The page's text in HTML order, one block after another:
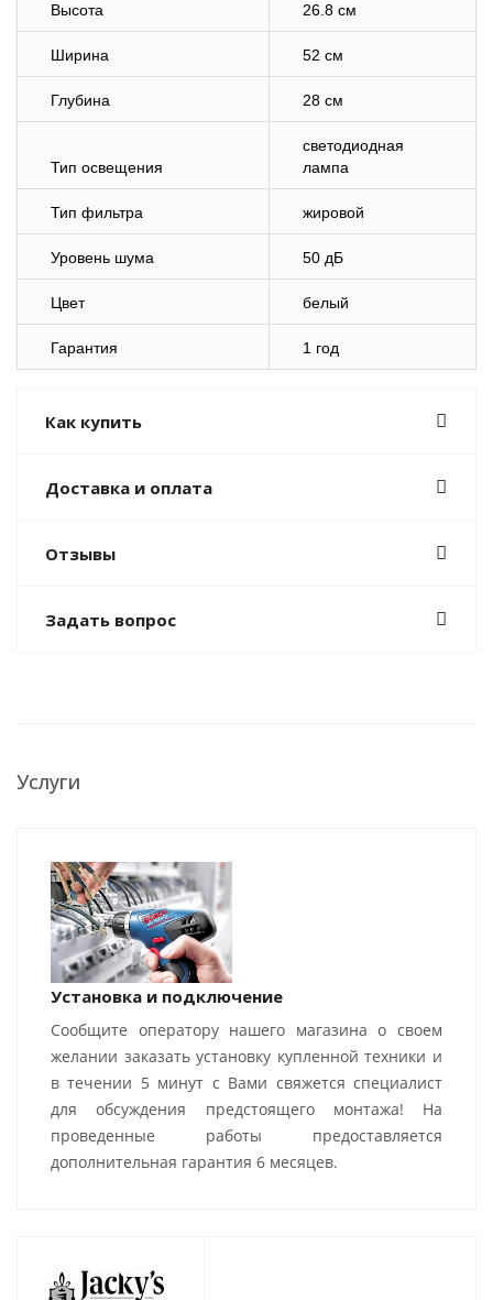
Высота 26.8 см
Ширина 52 см
Глубина 28 см
Тип освещения
светодиодная
лампа
Тип фильтра жировой
Уровень шума 50 дБ
Цвет белый
Гарантия 1 год
Как купить
Доставка и оплата
Отзывы
Задать вопрос
Услуги
Установка и подключение
Сообщите оператору нашего магазина о своем
желании заказать установку купленной техники и
в течении 5 минут с Вами свяжется специалист
для обсуждения предстоящего монтажа! На
проведенные работы предоставляется
дополнительная гарантия 6 месяцев.